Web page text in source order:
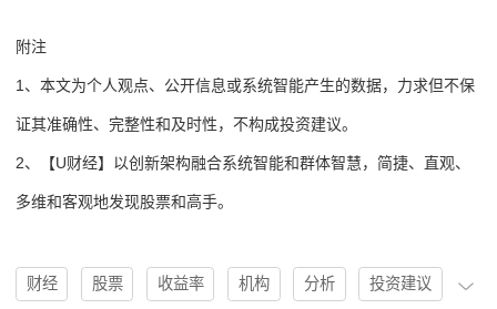
附注
1、本文为个人观点、公开信息或系统智能产生的数据，力求但不保
证其准确性、完整性和及时性，不构成投资建议。
2、【U财经】以创新架构融合系统智能和群体智慧，简捷、直观、
多维和客观地发现股票和高手。
财经 股票 收益率 机构 分析 投资建议